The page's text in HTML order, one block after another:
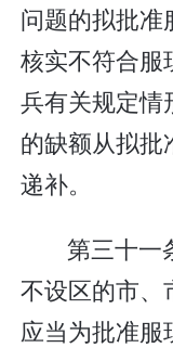
问题的拟批准
核实不符合服
兵有关规定情
的缺额从拟批
递补。
第三十一
不设区的市、
应当为批准服